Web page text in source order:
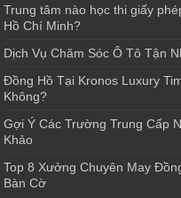
Trung tâm nào học thi giấy
Hồ Chí Minh?
Dịch Vụ Chăm Sóc Ô Tô Tận
Đồng Hồ Tại Kronos Luxury
Không?
Gợi Ý Các Trường Trung Cấp
Khảo
Top 8 Xưởng Chuyên May
Bàn Cờ